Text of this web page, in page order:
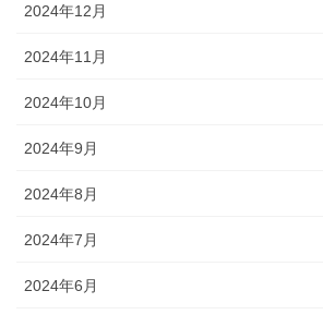
2024年12月
2024年11月
2024年10月
2024年9月
2024年8月
2024年7月
2024年6月